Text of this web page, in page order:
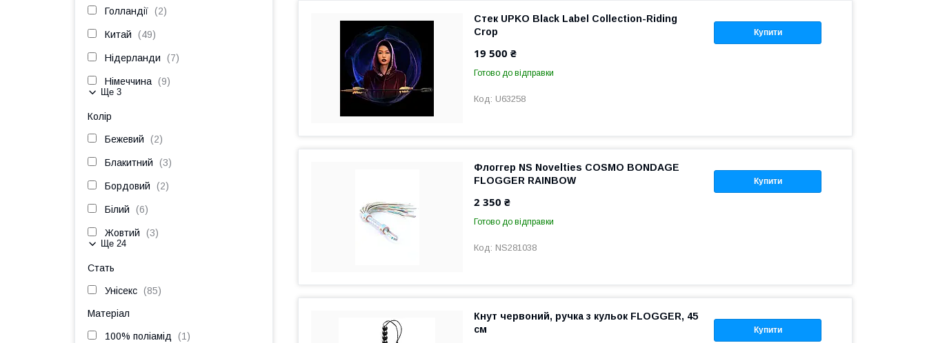
Купити
Стек UPKO Black Label Collection-Riding
Crop
19 500 ₴
Готово до відправки
U63258
Купити
Флоггер NS Novelties COSMO BONDAGE
FLOGGER RAINBOW
2 350 ₴
Готово до відправки
NS281038
Купити
Кнут червоний, ручка з кульок FLOGGER, 45
см
Голландії 2
Китай 49
Нідерланди 7
Німеччина 9
Ще 3
Колір
Бежевий 2
Блакитний 3
Бордовий 2
Білий 6
Жовтий 3
Ще 24
Стать
Унісекс 85
Матеріал
100% поліамід 1